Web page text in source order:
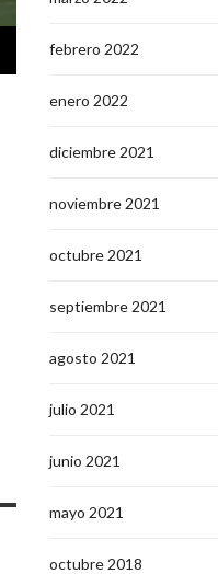
febrero 2022
enero 2022
diciembre 2021
noviembre 2021
octubre 2021
septiembre 2021
agosto 2021
julio 2021
junio 2021
mayo 2021
octubre 2018